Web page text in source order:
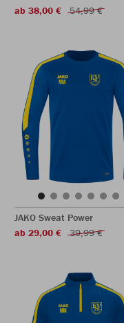
ab 38,00 €
54,99 €
JAKO Sweat Power
ab 29,00 €
39,99 €